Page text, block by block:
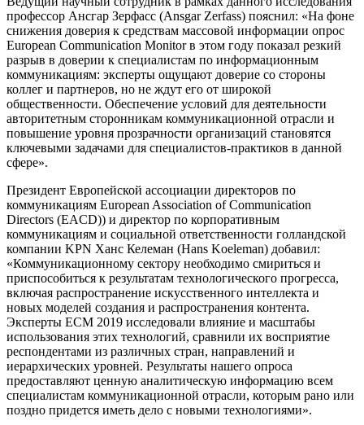
профессор Ансгар Зерфасс (Ansgar Zerfass) пояснил: «На фоне
снижения доверия к средствам массовой информации опрос
European Communication Monitor в этом году показал резкий
разрыв в доверии к специалистам по информационным
коммуникациям: эксперты ощущают доверие со стороны
коллег и партнеров, но не ждут его от широкой
общественности. Обеспечение условий для деятельности
авторитетным сторонникам коммуникационной отрасли и
повышение уровня прозрачности организаций становятся
ключевыми задачами для специалистов-практиков в данной
сфере».
Президент Европейской ассоциации директоров по
коммуникациям European Association of Communication
Directors (EACD)) и директор по корпоративным
коммуникациям и cоциальной ответственности голландской
компании KPN Ханс Келеман (Hans Koeleman) добавил:
«Коммуникационному сектору необходимо смириться и
приспособиться к результатам технологического прогресса,
включая распространение искусственного интеллекта и
новых моделей создания и распространения контента.
Эксперты ECM 2019 исследовали влияние и масштабы
использования этих технологий, сравнили их восприятие
респондентами из различных стран, направлений и
иерархических уровней. Результаты нашего опроса
предоставляют ценную аналитическую информацию всем
специалистам коммуникационной отрасли, которым рано или
поздно придется иметь дело с новыми технологиями».